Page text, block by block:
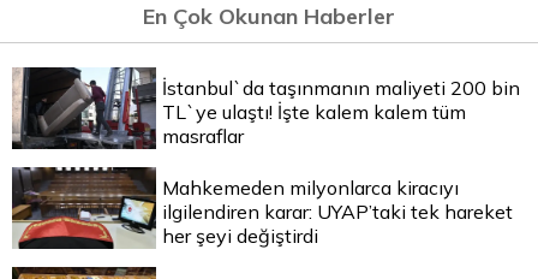
En Çok Okunan Haberler
İstanbul`da taşınmanın maliyeti 200 bin
TL`ye ulaştı! İşte kalem kalem tüm
masraflar
Mahkemeden milyonlarca kiracıyı
ilgilendiren karar: UYAP’taki tek hareket
her şeyi değiştirdi